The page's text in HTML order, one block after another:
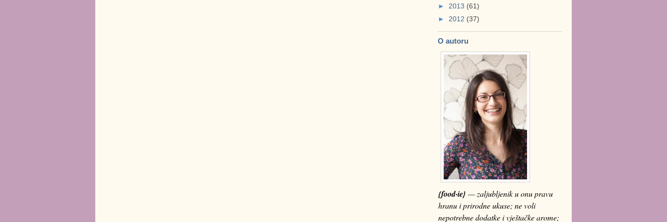
► 2013 (61)
► 2012 (37)
O autoru
{food·ie} — zaljubljenik u onu pravu
hranu i prirodne ukuse; ne voli
nepotrebne dodatke i vještačke arome;